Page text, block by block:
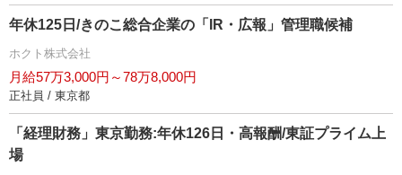
年休125日/きのこ総合企業の「IR・広報」管理職候補
ホクト株式会社
月給57万3,000円～78万8,000円
正社員 / 東京都
「経理財務」東京勤務:年休126日・高報酬/東証プライム上
場